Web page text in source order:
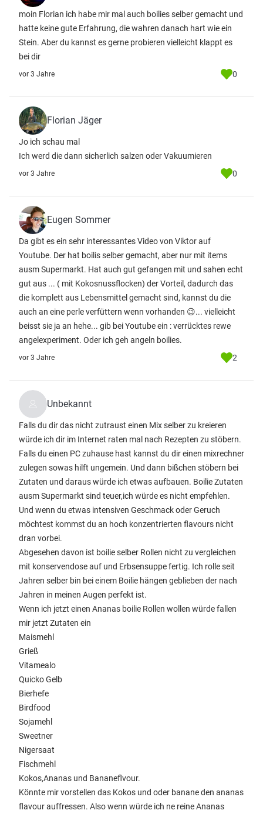
moin Florian ich habe mir mal auch boilies selber gemacht und
hatte keine gute Erfahrung, die wahren danach hart wie ein
Stein. Aber du kannst es gerne probieren vielleicht klappt es
bei dir
vor 3 Jahre 0
Florian Jäger
Jo ich schau mal
Ich werd die dann sicherlich salzen oder Vakuumieren
vor 3 Jahre 0
Eugen Sommer
Da gibt es ein sehr interessantes Video von Viktor auf
Youtube. Der hat boilis selber gemacht, aber nur mit items
ausm Supermarkt. Hat auch gut gefangen mit und sahen echt
gut aus ... ( mit Kokosnussflocken) der Vorteil, dadurch das
die komplett aus Lebensmittel gemacht sind, kannst du die
auch an eine perle verfüttern wenn vorhanden 😉... vielleicht
beisst sie ja an hehe... gib bei Youtube ein : verrücktes rewe
angelexperiment. Oder ich geh angeln boilies.
vor 3 Jahre 2
Unbekannt
Falls du dir das nicht zutraust einen Mix selber zu kreieren
würde ich dir im Internet raten mal nach Rezepten zu stöbern.
Falls du einen PC zuhause hast kannst du dir einen mixrechner
zulegen sowas hilft ungemein. Und dann bißchen stöbern bei
Zutaten und daraus würde ich etwas aufbauen. Boilie Zutaten
ausm Supermarkt sind teuer,ich würde es nicht empfehlen.
Und wenn du etwas intensiven Geschmack oder Geruch
möchtest kommst du an hoch konzentrierten flavours nicht
dran vorbei.
Abgesehen davon ist boilie selber Rollen nicht zu vergleichen
mit konservendose auf und Erbsensuppe fertig. Ich rolle seit
Jahren selber bin bei einem Boilie hängen geblieben der nach
Jahren in meinen Augen perfekt ist.
Wenn ich jetzt einen Ananas boilie Rollen wollen würde fallen
mir jetzt Zutaten ein
Maismehl
Grieß
Vitamealo
Quicko Gelb
Bierhefe
Birdfood
Sojamehl
Sweetner
Nigersaat
Fischmehl
Kokos,Ananas und Bananeflvour.
Könnte mir vorstellen das Kokos und oder banane den ananas
flavour auffressen. Also wenn würde ich ne reine Ananas